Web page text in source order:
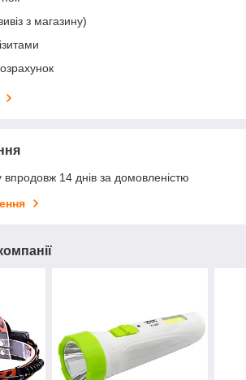
з магазину)
14 днів за домовленістю